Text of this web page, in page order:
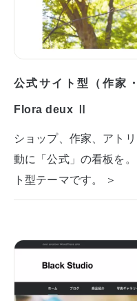
公式サイト型（作家
Flora deux Ⅱ
ショップ、作家、アト
動に「公式」の看板を
ト型テーマです。 ＞